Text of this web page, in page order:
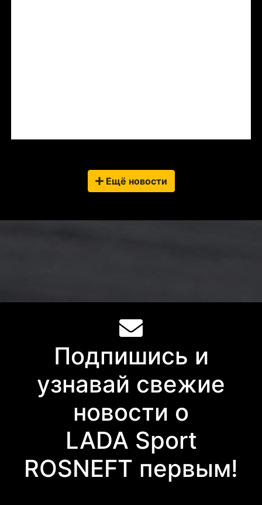
Ещё новости
Подпишись и
узнавай свежие
новости о
LADA Sport
ROSNEFT первым!